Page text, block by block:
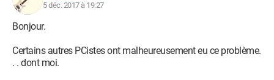
5 déc. 2017 à 19:27
Bonjour.
Certains autres PCistes ont malheureusement eu ce problème.
. . dont moi.